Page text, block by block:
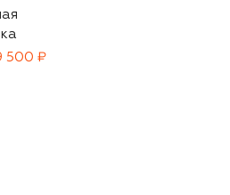
500 ₽